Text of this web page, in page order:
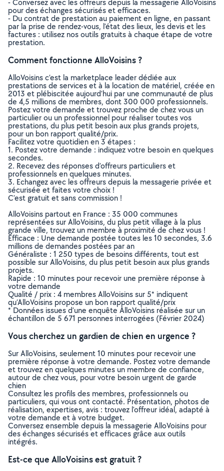
- Conversez avec les offreurs depuis la messagerie AlloVoisins
pour des échanges sécurisés et efficaces.
- Du contrat de prestation au paiement en ligne, en passant
par la prise de rendez-vous, l’état des lieux, les devis et les
factures : utilisez nos outils gratuits à chaque étape de votre
prestation.
Comment fonctionne AlloVoisins ?
AlloVoisins c’est la marketplace leader dédiée aux
prestations de services et à la location de matériel, créée en
2013 et plébiscitée aujourd’hui par une communauté de plus
de 4,5 millions de membres, dont 300 000 professionnels.
Postez votre demande et trouvez proche de chez vous un
particulier ou un professionnel pour réaliser toutes vos
prestations, du plus petit besoin aux plus grands projets,
pour un bon rapport qualité/prix.
Facilitez votre quotidien en 3 étapes :
1. Postez votre demande : indiquez votre besoin en quelques
secondes.
2. Recevez des réponses d’offreurs particuliers et
professionnels en quelques minutes.
3. Echangez avec les offreurs depuis la messagerie privée et
sécurisée et faites votre choix !
C’est gratuit et sans commission !
AlloVoisins partout en France : 35 000 communes
représentées sur AlloVoisins, du plus petit village à la plus
grande ville, trouvez un membre à proximité de chez vous !
Efficace : Une demande postée toutes les 10 secondes, 3.6
millions de demandes postées par an
Généraliste : 1 250 types de besoins différents, tout est
possible sur AlloVoisins, du plus petit besoin aux plus grands
projets.
Rapide : 10 minutes pour recevoir une première réponse à
votre demande
Qualité / prix : 4 membres AlloVoisins sur 5* indiquent
qu’AlloVoisins propose un bon rapport qualité/prix
* Données issues d’une enquête AlloVoisins réalisée sur un
échantillon de 5 671 personnes interrogées (Février 2024)
Vous cherchez un gardien de chien en urgence ?
Sur AlloVoisins, seulement 10 minutes pour recevoir une
première réponse à votre demande. Postez votre demande
et trouvez en quelques minutes un membre de confiance,
autour de chez vous, pour votre besoin urgent de garde
chien
Consultez les profils des membres, professionnels ou
particuliers, qui vous ont contacté. Présentation, photos de
réalisation, expertises, avis : trouvez l'offreur idéal, adapté à
votre demande et à votre budget.
Conversez ensemble depuis la messagerie AlloVoisins pour
des échanges sécurisés et efficaces grâce aux outils
intégrés.
Est-ce que AlloVoisins est gratuit ?